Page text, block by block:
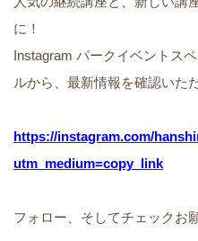
に！
Instagram パークイベントス
ルから、最新情報を確認いた
https://instagram.com/
utm_medium=copy_link
フォロー、そしてチェックお